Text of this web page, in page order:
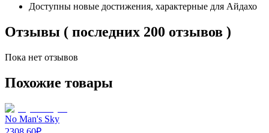
Доступны новые достижения, характерные для Айдахо
Отзывы ( последних 200 отзывов )
Пока нет отзывов
Похожие товары
No Man's Sky